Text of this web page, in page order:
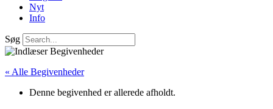
Nyt
Info
Søg
« Alle Begivenheder
Denne begivenhed er allerede afholdt.